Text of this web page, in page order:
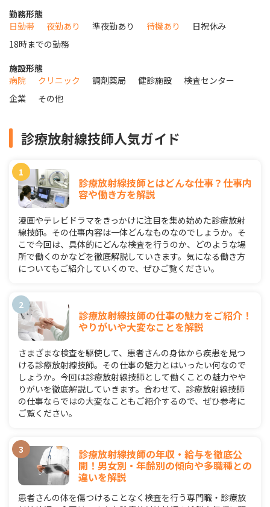
勤務形態
日勤帯
夜勤あり 準夜勤あり 待機あり
日祝休み
18時までの勤務
施設形態
病院
クリニック 調剤薬局 健診施設
検査センター
企業
その他
診療放射線技師人気ガイド
診療放射線技師とはどんな仕事？仕事内
容や働き方を解説
漫画やテレビドラマをきっかけに注目を集め始めた診療放射
線技師。その仕事内容は一体どんなものなのでしょうか。そ
こで今回は、具体的にどんな検査を行うのか、どのような場
所で働くのかなどを徹底解説していきます。気になる働き方
についてもご紹介していくので、ぜひご覧ください。
診療放射線技師の仕事の魅力をご紹介！
やりがいや大変なことを解説
さまざまな検査を駆使して、患者さんの身体から疾患を見つ
ける診療放射線技師。その仕事の魅力とはいったい何なので
しょうか。今回は診療放射線技師として働くことの魅力やや
りがいを徹底解説していきます。合わせて、診療放射線技師
の仕事ならではの大変なこともご紹介するので、ぜひ参考に
ご覧ください。
診療放射線技師の年収・給与を徹底公
開！男女別・年齢別の傾向や多職種との
違いを解説
患者さんの体を傷つけることなく検査を行う専門職・診療放